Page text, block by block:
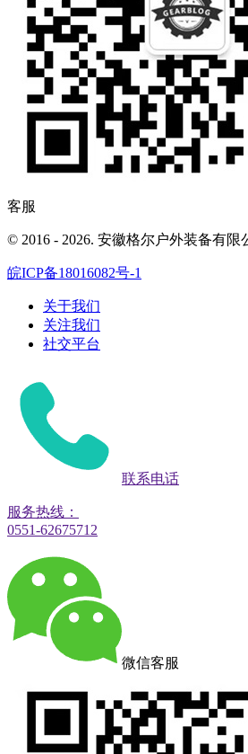
客服
© 2016 - 2026. 安徽格尔户外装备有限
皖ICP备18016082号-1
关于我们
关注我们
社交平台
联系电话
服务热线：
0551-62675712
微信客服